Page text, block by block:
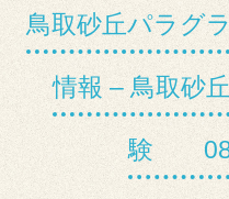
鳥取砂丘パラグ
情報 – 鳥取砂
験